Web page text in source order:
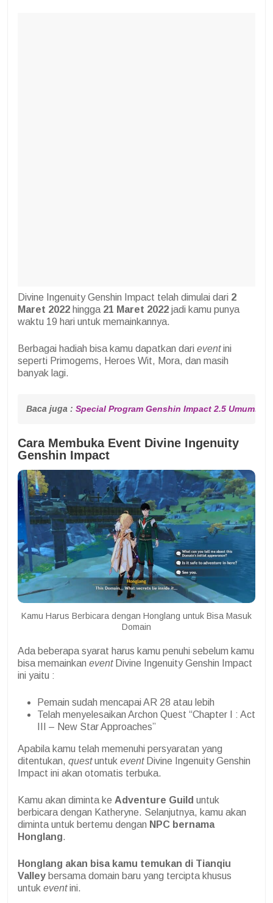
Divine Ingenuity Genshin Impact telah dimulai dari 2
Maret 2022 hingga 21 Maret 2022 jadi kamu punya
waktu 19 hari untuk memainkannya.
Berbagai hadiah bisa kamu dapatkan dari eventini
seperti Primogems, Heroes Wit, Mora, dan masih
banyak lagi.
Baca juga : Special Program Genshin Impact 2.5
Cara Membuka Event Divine Ingenuity
Genshin Impact
Kamu Harus Berbicara dengan Honglang untuk Bisa Masuk
Domain
Ada beberapa syarat harus kamu penuhi sebelum kamu
bisa memainkan event Divine Ingenuity Genshin Impact
ini yaitu :
Pemain sudah mencapai AR 28 atau lebih
Telah menyelesaikan Archon Quest “Chapter I : Act
III – New Star Approaches”
Apabila kamu telah memenuhi persyaratan yang
ditentukan, questuntuk event Divine Ingenuity Genshin
Impact ini akan otomatis terbuka.
Kamu akan diminta ke Adventure Guild untuk
berbicara dengan Katheryne. Selanjutnya, kamu akan
diminta untuk bertemu dengan NPC bernama
Honglang.
Honglang akan bisa kamu temukan di Tianqiu
Valley bersama domain baru yang tercipta khusus
untuk eventini.